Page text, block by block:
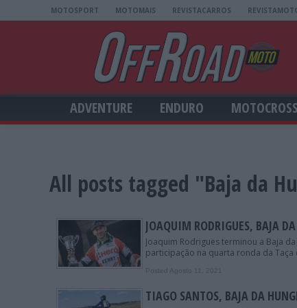
MOTOSPORT MOTOMAIS REVISTACARROS
ADVENTURE ENDURO MOTOCROSS
All posts tagged "Baja da
JOAQUIM RODRIGUES, BAJA
Joaquim Rodrigues terminou a Baja
participação na quarta ronda da Taça
Posted Agosto 11, 2021
TIAGO SANTOS, BAJA DA